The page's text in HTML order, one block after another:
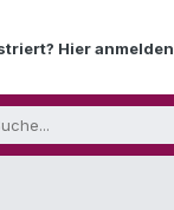
Hier anmelden